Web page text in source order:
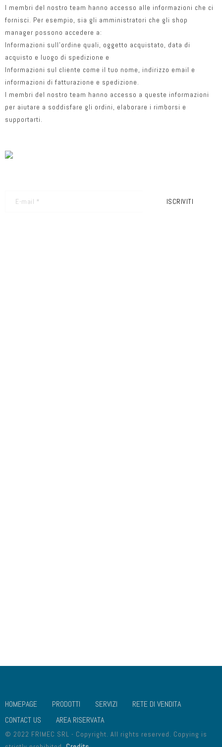
I membri del nostro team hanno accesso alle informazioni che ci
fornisci. Per esempio, sia gli amministratori che gli shop
manager possono accedere a:
Informazioni sull’ordine quali, oggetto acquistato, data di
acquisto e luogo di spedizione e
Informazioni sul cliente come il tuo nome, indirizzo email e
informazioni di fatturazione e spedizione.
I membri del nostro team hanno accesso a queste informazioni
per aiutare a soddisfare gli ordini, elaborare i rimborsi e
supportarti.
ISCRIVITI
HOMEPAGE PRODOTTI SERVIZI
RETE DI VENDITA
CONTACT US
AREA RISERVATA
© 2022 FRIMEC SRL - Copyright. All rights reserved. Copying is